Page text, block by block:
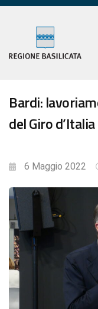
Bardi:
del Giro d’Italia
6 Maggio 2022